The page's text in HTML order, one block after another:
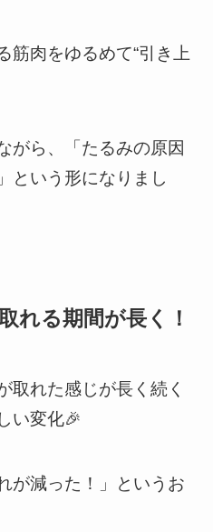
筋肉をゆるめて“引き上
がら、「たるみの原因
という形になりまし
れる期間が長く！
取れた感じが長く続く
い変化🎉
が減った！」というお